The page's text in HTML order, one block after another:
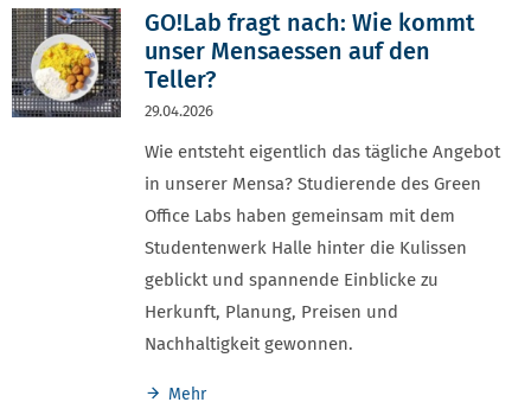
GO!Lab fragt nach: Wie kommt
unser Mensaessen auf den
Teller?
29.04.2026
Wie entsteht eigentlich das tägliche Angebot
in unserer Mensa? Studierende des Green
Office Labs haben gemeinsam mit dem
Studentenwerk Halle hinter die Kulissen
geblickt und spannende Einblicke zu
Herkunft, Planung, Preisen und
Nachhaltigkeit gewonnen.
Mehr